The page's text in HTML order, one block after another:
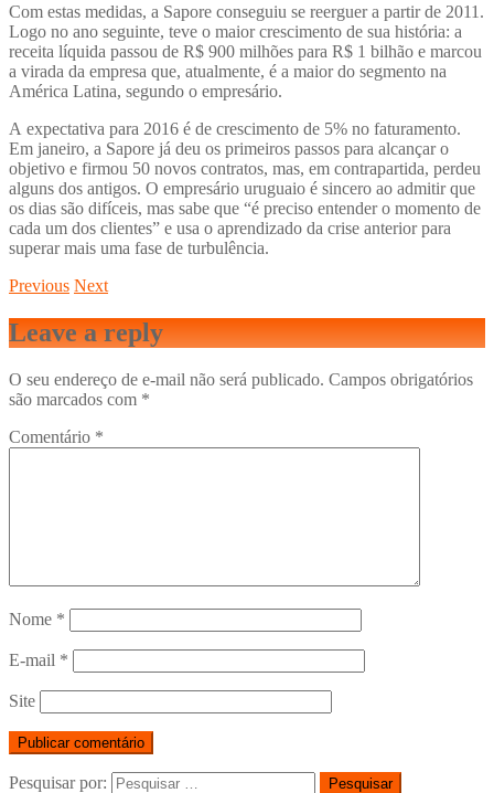
Com estas medidas, a Sapore conseguiu se reerguer a partir de 2011.
Logo no ano seguinte, teve o maior crescimento de sua história: a
receita líquida passou de R$ 900 milhões para R$ 1 bilhão e marcou
a virada da empresa que, atualmente, é a maior do segmento na
América Latina, segundo o empresário.
A expectativa para 2016 é de crescimento de 5% no faturamento.
Em janeiro, a Sapore já deu os primeiros passos para alcançar o
objetivo e firmou 50 novos contratos, mas, em contrapartida, perdeu
alguns dos antigos. O empresário uruguaio é sincero ao admitir que
os dias são difíceis, mas sabe que “é preciso entender o momento de
cada um dos clientes” e usa o aprendizado da crise anterior para
superar mais uma fase de turbulência.
Previous Next
Leave a reply
O seu endereço de e-mail não será publicado. Campos obrigatórios
são marcados com *
Comentário *
Nome *
E-mail *
Site
Pesquisar por: